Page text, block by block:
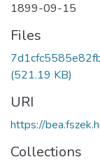
1899-09-15
Files
(521.19 KB)
URI
https://
Collections